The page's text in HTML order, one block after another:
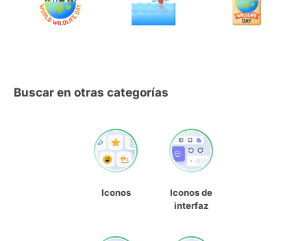
Buscar en otras categorías
Iconos
Iconos de
interfaz